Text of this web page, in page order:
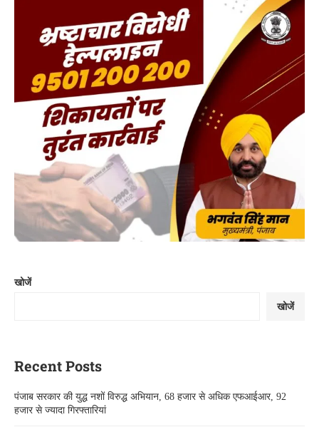
खोजें
खोजें
Recent Posts
पंजाब सरकार की युद्ध नशों विरुद्ध अभियान, 68 हजार से अधिक एफआईआर, 92
हजार से ज्यादा गिरफ्तारियां